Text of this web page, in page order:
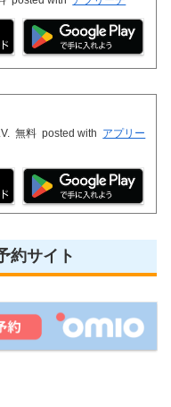
無料 posted with アプリー
約サイト